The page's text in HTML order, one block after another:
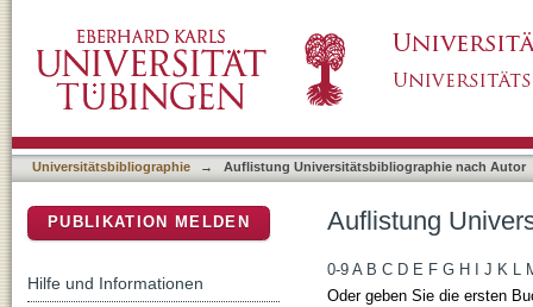
Universitätsbibliographie → Auflistung Universitätsbibliographie nach Autor
Auflistung
0-9 A B C D E F G H J K L
Oder geben Sie die ersten
PUBLIKATION MELDEN
Hilfe und Informationen